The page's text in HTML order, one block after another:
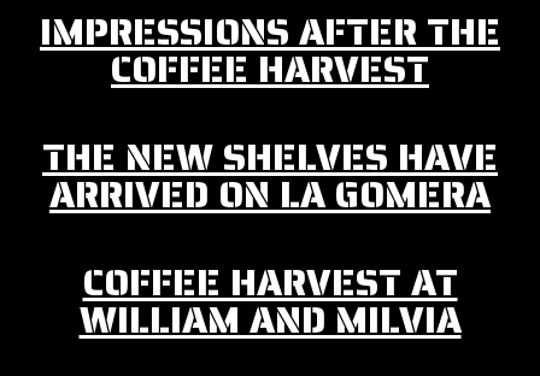
IMPRESSIONS AFTER THE
COFFEE HARVEST
THE NEW SHELVES HAVE
ARRIVED ON LA GOMERA
COFFEE HARVEST AT
WILLIAM AND MILVIA